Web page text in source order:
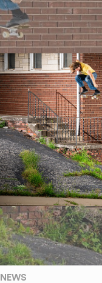
NEWS